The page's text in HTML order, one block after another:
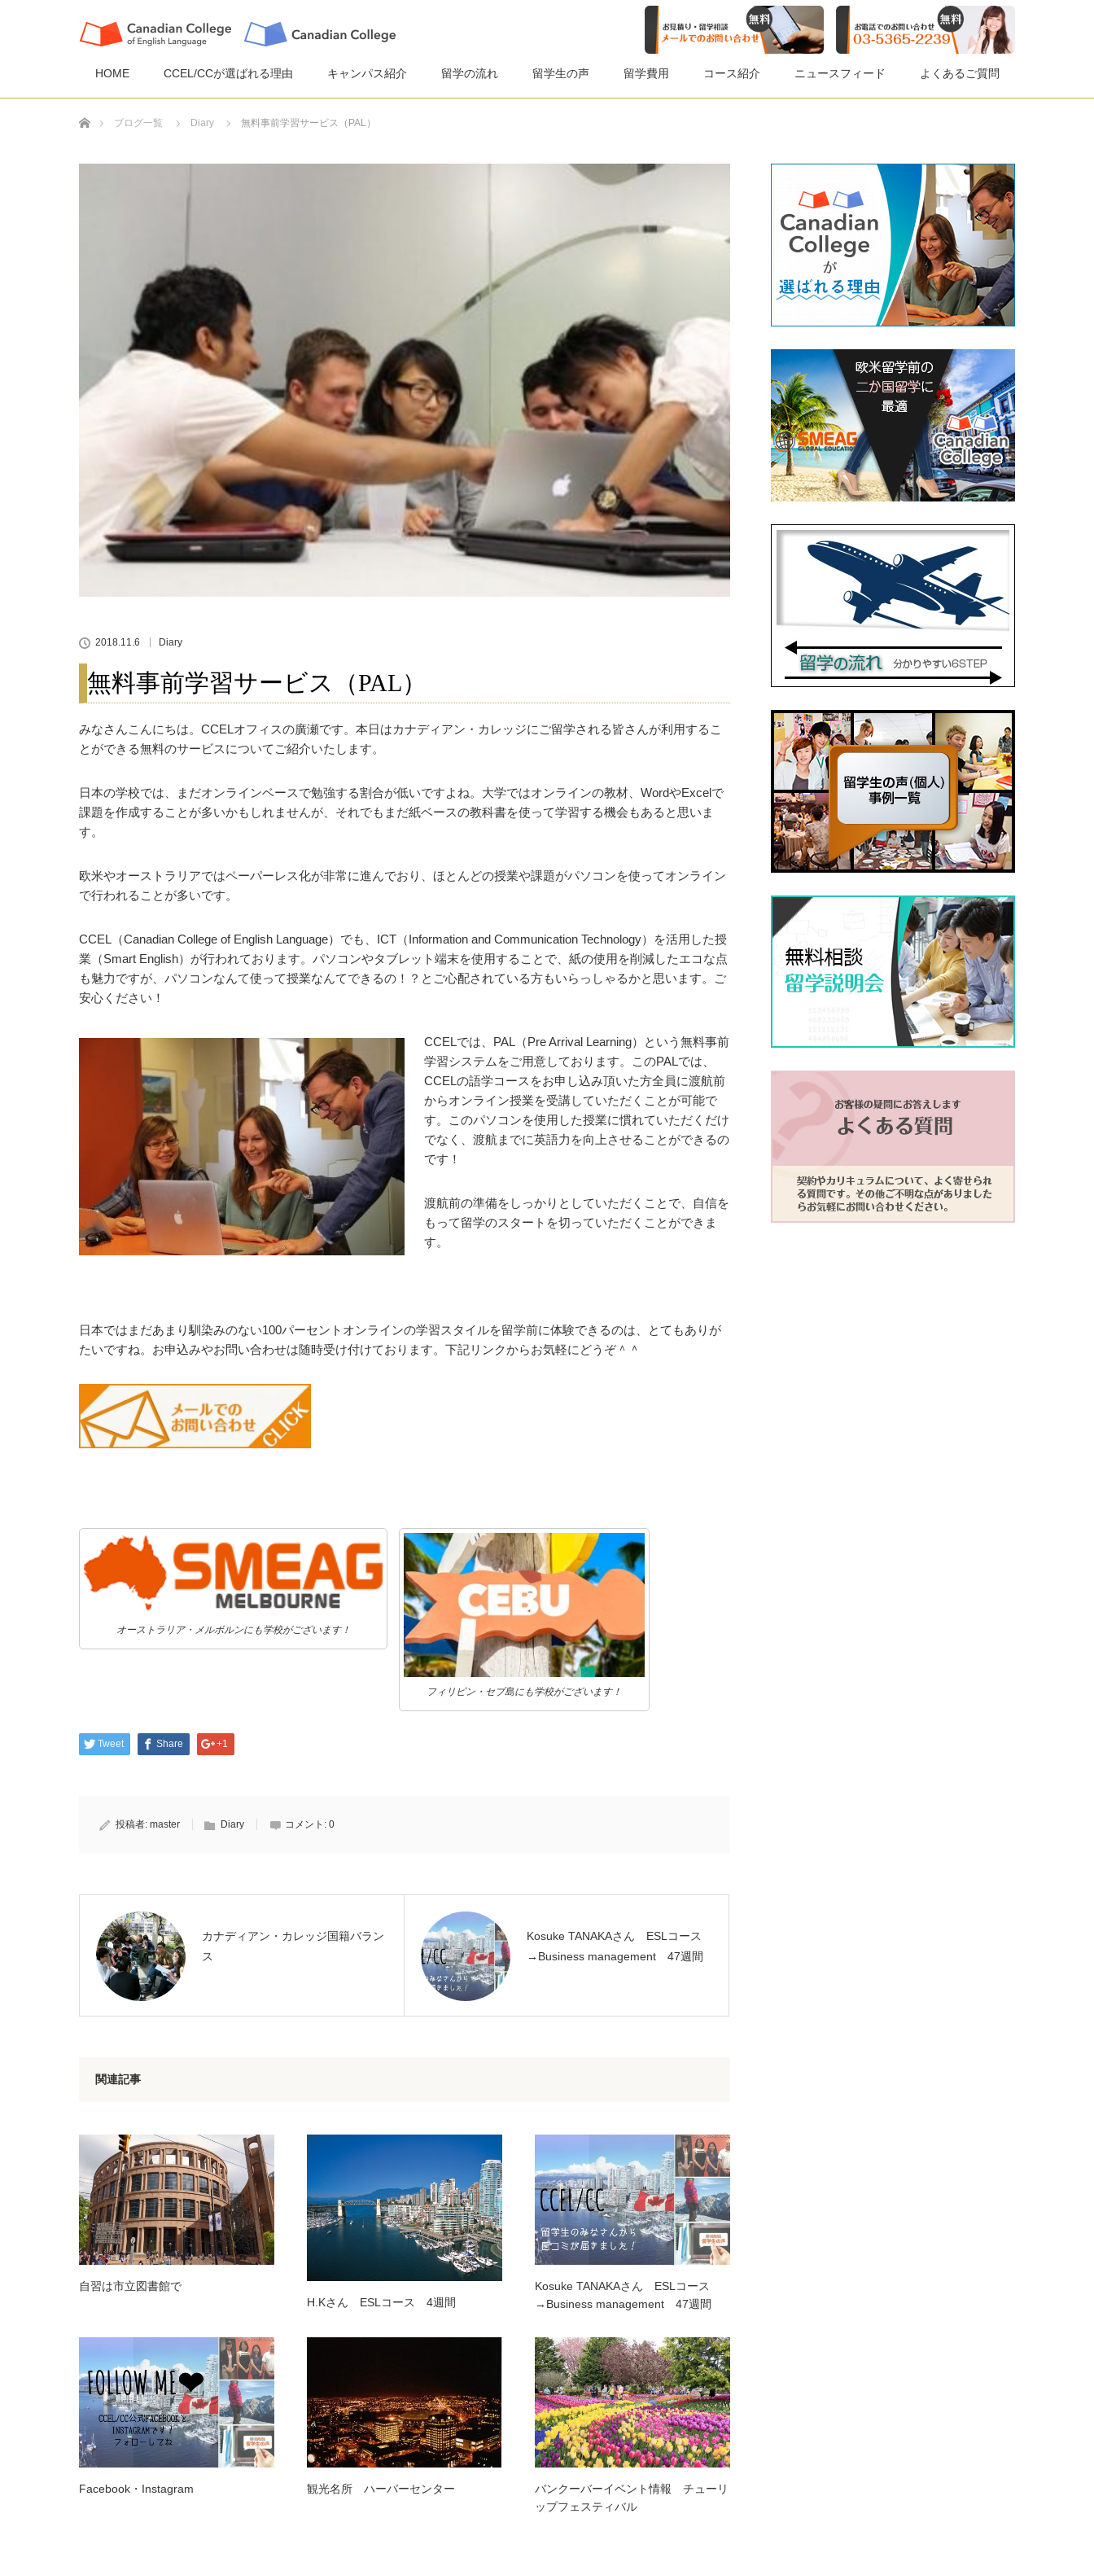
HOME CCEL/CCが選ばれる理由 キャンパス紹介 留学の流れ 留学生の声 留学費用 コース紹介 ニュースフィード よくあるご質問
ブログ一覧
Diary 無料事前学習サービス（PAL）
2018.11.6 Diary
無料事前学習サービス（PAL）
みなさんこんにちは。CCELオフィスの廣瀬です。本日はカナディアン・カレッジにご留学される皆さんが利用するこ
とができる無料のサービスについてご紹介いたします。
日本の学校では、まだオンラインベースで勉強する割合が低いですよね。大学ではオンラインの教材、WordやExcelで
課題を作成することが多いかもしれませんが、それでもまだ紙ベースの教科書を使って学習する機会もあると思いま
す。
欧米やオーストラリアではペーパーレス化が非常に進んでおり、ほとんどの授業や課題がパソコンを使ってオンライン
で行われることが多いです。
CCEL（Canadian College of English Language）でも、ICT（Information and Communication Technology）を活用した授
業（Smart English）が行われております。パソコンやタブレット端末を使用することで、紙の使用を削減したエコな点
も魅力ですが、パソコンなんて使って授業なんてできるの！？とご心配されている方もいらっしゃるかと思います。ご
安心ください！
CCELでは、PAL（Pre Arrival Learning）という無料事前
学習システムをご用意しております。このPALでは、
CCELの語学コースをお申し込み頂いた方全員に渡航前
からオンライン授業を受講していただくことが可能で
す。このパソコンを使用した授業に慣れていただくだけ
でなく、渡航までに英語力を向上させることができるの
です！
渡航前の準備をしっかりとしていただくことで、自信を
もって留学のスタートを切っていただくことができま
す。
日本ではまだあまり馴染みのない100パーセントオンラインの学習スタイルを留学前に体験できるのは、とてもありが
たいですね。お申込みやお問い合わせは随時受け付けております。下記リンクからお気軽にどうぞ＾＾
オーストラリア・メルボルンにも学校がございます！
フィリピン・セブ島にも学校がございます！
Tweet Share +1
投稿者: master Diary コメント: 0
カナディアン・カレッジ国籍バラン
ス
Kosuke TANAKAさん ESLコース
→Business management 47週間
関連記事
自習は市立図書館で
H.Kさん ESLコース 4週間
Kosuke TANAKAさん ESLコース
→Business management 47週間
Facebook・Instagram 観光名所 ハーバーセンター
バンクーバーイベント情報 チューリ
ップフェスティバル